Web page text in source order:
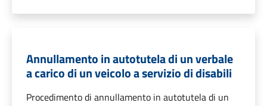
Annullamento in autotutela di un verbale
a carico di un veicolo a servizio di disabili
Procedimento di annullamento in autotutela di un